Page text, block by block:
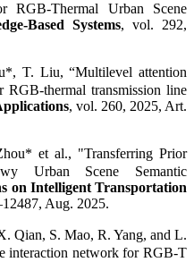
RGB-Thermal Urban Scene
Based Systems, vol. 292,
T. Liu, “Multilevel attention
thermal transmission line
, vol. 260, 2025, Art.
et al., "Transferring Prior
Urban Scene Semantic
on Intelligent Transportation
Aug. 2025.
Qian, S. Mao, R. Yang, and L.
interaction network for RGB-T